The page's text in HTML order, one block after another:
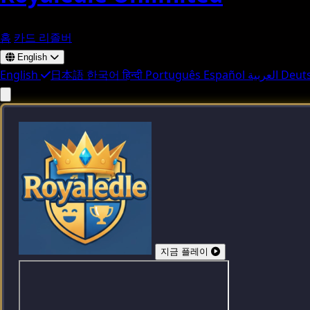
홈 카드 리졸버
English
English 日本語 한국어 हिन्दी Português Español العربية
지금 플레이